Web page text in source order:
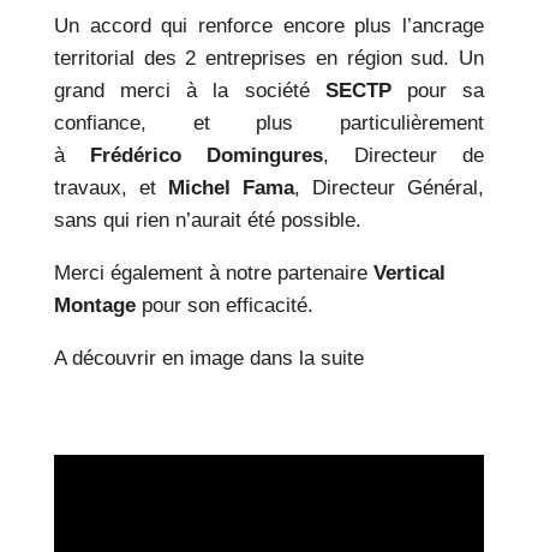
Un accord qui renforce encore plus l’ancrage
territorial des 2 entreprises en région sud. Un
grand merci à la société SECTPpour sa
confiance, et plus particulièrement
à Frédérico Domingures, Directeur de
travaux, et Michel Fama, Directeur Général,
sans qui rien n’aurait été possible.
Merci également à notre partenaire Vertical
Montage pour son efficacité.
A découvrir en image dans la suite